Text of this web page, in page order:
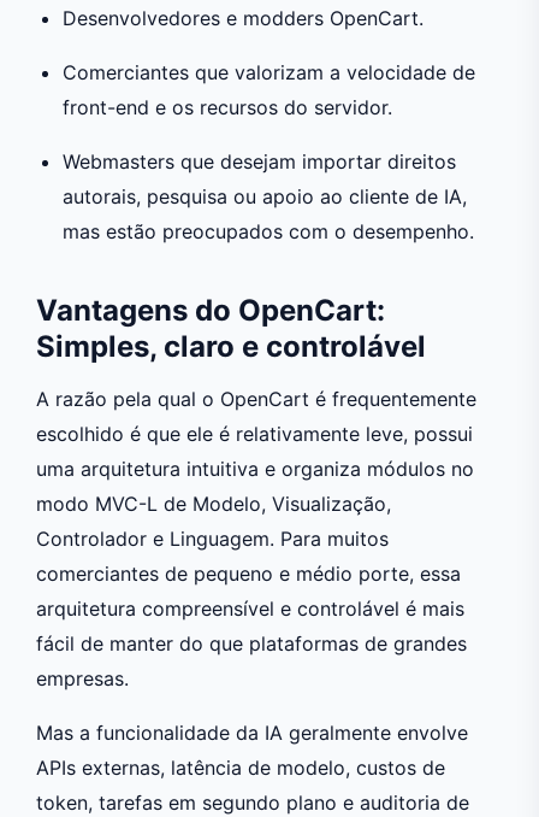
Desenvolvedores e modders OpenCart.
Comerciantes que valorizam a velocidade de
front-end e os recursos do servidor.
Webmasters que desejam importar direitos
autorais, pesquisa ou apoio ao cliente de IA,
mas estão preocupados com o desempenho.
Vantagens do OpenCart:
Simples, claro e controlável
A razão pela qual o OpenCart é frequentemente
escolhido é que ele é relativamente leve, possui
uma arquitetura intuitiva e organiza módulos no
modo MVC-L de Modelo, Visualização,
Controlador e Linguagem. Para muitos
comerciantes de pequeno e médio porte, essa
arquitetura compreensível e controlável é mais
fácil de manter do que plataformas de grandes
empresas.
Mas a funcionalidade da IA geralmente envolve
APIs externas, latência de modelo, custos de
token, tarefas em segundo plano e auditoria de